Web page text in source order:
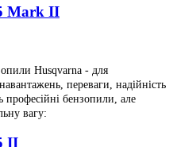
Mark II
Husqvarna - для
переваги, надійність
професійні бензопили, але
вагу:
II